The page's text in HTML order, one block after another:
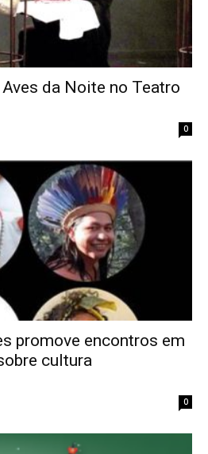
da Noite no Teatro
0
promove encontros em
cultura
0